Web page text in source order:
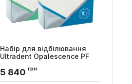
Набір для відбілювання
Ultradent Opalescence PF
Код товару:
5 840 грн